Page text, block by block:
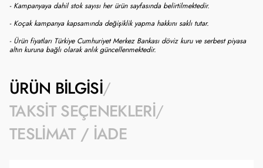
- Kampanyaya dahil stok sayısı her ürün sayfasında belirtilmektedir.
- Koçak kampanya kapsamında değişiklik yapma hakkını saklı tutar.
- Ürün fiyatları Türkiye Cumhuriyet Merkez Bankası döviz kuru ve serbest piyasa
altın kuruna bağlı olarak anlık güncellenmektedir.
ÜRÜN BILGISI
TAKSIT SEÇENEKLERI
TESLIMAT / İADE